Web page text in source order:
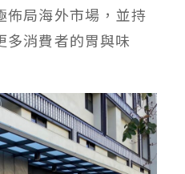
佈局海外市場，並持
多消費者的胃與味